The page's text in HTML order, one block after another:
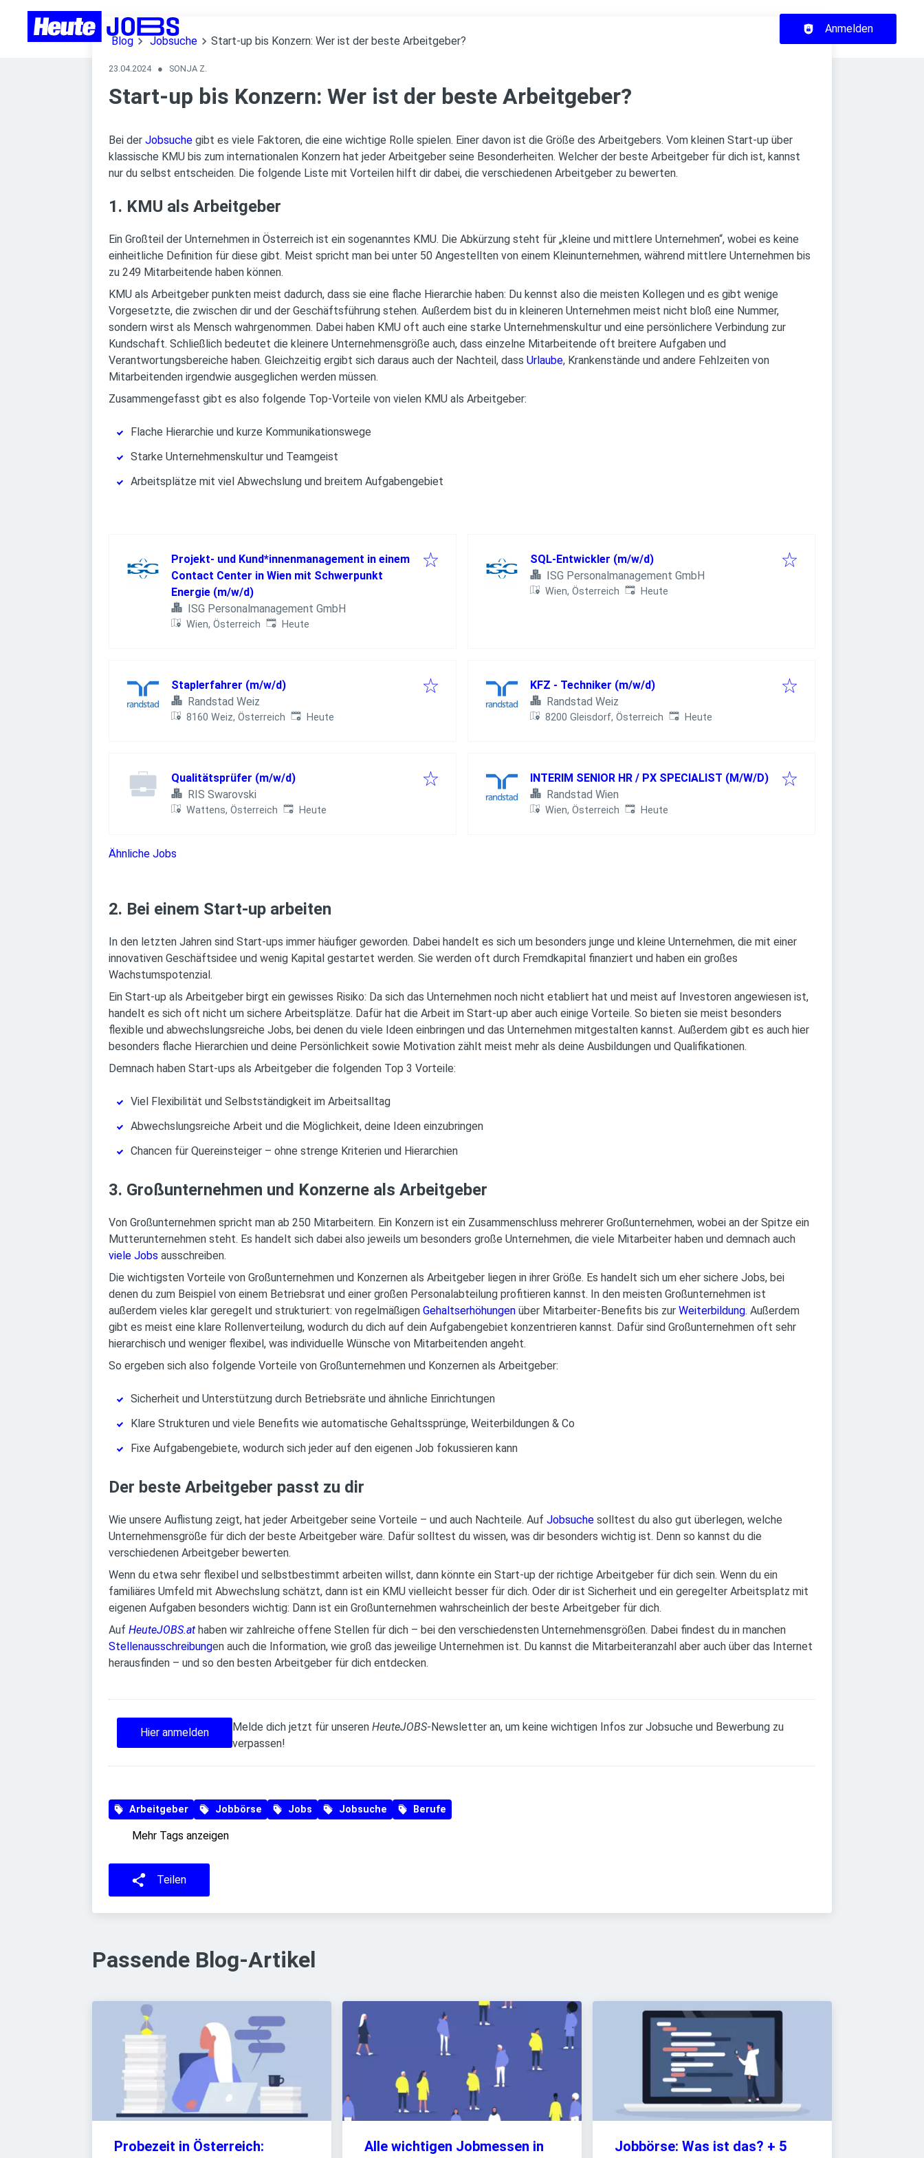
Haupt-Navigation
Anmelden
Blog
Jobsuche Start-up bis Konzern: Wer ist der beste Arbeitgeber?
23.04.2024 ● SONJA Z.
Start-up bis Konzern: Wer ist der beste Arbeitgeber?
Bei der Jobsuche gibt es viele Faktoren, die eine wichtige Rolle spielen. Einer davon ist die Größe des Arbeitgebers. Vom kleinen Start-up über
klassische KMU bis zum internationalen Konzern hat jeder Arbeitgeber seine Besonderheiten. Welcher der beste Arbeitgeber für dich ist, kannst
nur du selbst entscheiden. Die folgende Liste mit Vorteilen hilft dir dabei, die verschiedenen Arbeitgeber zu bewerten.
1. KMU als Arbeitgeber
Ein Großteil der Unternehmen in Österreich ist ein sogenanntes KMU. Die Abkürzung steht für „kleine und mittlere Unternehmen“, wobei es keine
einheitliche Definition für diese gibt. Meist spricht man bei unter 50 Angestellten von einem Kleinunternehmen, während mittlere Unternehmen bis
zu 249 Mitarbeitende haben können.
KMU als Arbeitgeber punkten meist dadurch, dass sie eine flache Hierarchie haben: Du kennst also die meisten Kollegen und es gibt wenige
Vorgesetzte, die zwischen dir und der Geschäftsführung stehen. Außerdem bist du in kleineren Unternehmen meist nicht bloß eine Nummer,
sondern wirst als Mensch wahrgenommen. Dabei haben KMU oft auch eine starke Unternehmenskultur und eine persönlichere Verbindung zur
Kundschaft. Schließlich bedeutet die kleinere Unternehmensgröße auch, dass einzelne Mitarbeitende oft breitere Aufgaben und
Verantwortungsbereiche haben. Gleichzeitig ergibt sich daraus auch der Nachteil, dass Urlaube, Krankenstände und andere Fehlzeiten von
Mitarbeitenden irgendwie ausgeglichen werden müssen.
Zusammengefasst gibt es also folgende Top-Vorteile von vielen KMU als Arbeitgeber:
Flache Hierarchie und kurze Kommunikationswege
Starke Unternehmenskultur und Teamgeist
Arbeitsplätze mit viel Abwechslung und breitem Aufgabengebiet
Projekt- und Kund*innenmanagement in einem
Contact Center in Wien mit Schwerpunkt
Energie (m/w/d)
ISG Personalmanagement GmbH
Wien, Österreich Veröffentlicht
Heute
SQL-Entwickler (m/w/d)
ISG Personalmanagement GmbH
Wien, Österreich Veröffentlicht
Heute
Staplerfahrer (m/w/d)
Randstad Weiz
8160 Weiz, Österreich Veröffentlicht
Heute
KFZ - Techniker (m/w/d)
Randstad Weiz
8200 Gleisdorf, Österreich Veröffentlicht
Heute
Qualitätsprüfer (m/w/d)
RIS Swarovski
Wattens, Österreich Veröffentlicht
Heute
INTERIM SENIOR HR / PX SPECIALIST (M/W/D)
Randstad Wien
Wien, Österreich Veröffentlicht
Heute
Ähnliche Jobs
2. Bei einem Start-up arbeiten
In den letzten Jahren sind Start-ups immer häufiger geworden. Dabei handelt es sich um besonders junge und kleine Unternehmen, die mit einer
innovativen Geschäftsidee und wenig Kapital gestartet werden. Sie werden oft durch Fremdkapital finanziert und haben ein großes
Wachstumspotenzial.
Ein Start-up als Arbeitgeber birgt ein gewisses Risiko: Da sich das Unternehmen noch nicht etabliert hat und meist auf Investoren angewiesen ist,
handelt es sich oft nicht um sichere Arbeitsplätze. Dafür hat die Arbeit im Start-up aber auch einige Vorteile. So bieten sie meist besonders
flexible und abwechslungsreiche Jobs, bei denen du viele Ideen einbringen und das Unternehmen mitgestalten kannst. Außerdem gibt es auch hier
besonders flache Hierarchien und deine Persönlichkeit sowie Motivation zählt meist mehr als deine Ausbildungen und Qualifikationen.
Demnach haben Start-ups als Arbeitgeber die folgenden Top 3 Vorteile:
Viel Flexibilität und Selbstständigkeit im Arbeitsalltag
Abwechslungsreiche Arbeit und die Möglichkeit, deine Ideen einzubringen
Chancen für Quereinsteiger – ohne strenge Kriterien und Hierarchien
3. Großunternehmen und Konzerne als Arbeitgeber
Von Großunternehmen spricht man ab 250 Mitarbeitern. Ein Konzern ist ein Zusammenschluss mehrerer Großunternehmen, wobei an der Spitze ein
Mutterunternehmen steht. Es handelt sich dabei also jeweils um besonders große Unternehmen, die viele Mitarbeiter haben und demnach auch
viele Jobs ausschreiben.
Die wichtigsten Vorteile von Großunternehmen und Konzernen als Arbeitgeber liegen in ihrer Größe. Es handelt sich um eher sichere Jobs, bei
denen du zum Beispiel von einem Betriebsrat und einer großen Personalabteilung profitieren kannst. In den meisten Großunternehmen ist
außerdem vieles klar geregelt und strukturiert: von regelmäßigen Gehaltserhöhungen über Mitarbeiter-Benefits bis zur Weiterbildung. Außerdem
gibt es meist eine klare Rollenverteilung, wodurch du dich auf dein Aufgabengebiet konzentrieren kannst. Dafür sind Großunternehmen oft sehr
hierarchisch und weniger flexibel, was individuelle Wünsche von Mitarbeitenden angeht.
So ergeben sich also folgende Vorteile von Großunternehmen und Konzernen als Arbeitgeber:
Sicherheit und Unterstützung durch Betriebsräte und ähnliche Einrichtungen
Klare Strukturen und viele Benefits wie automatische Gehaltssprünge, Weiterbildungen & Co
Fixe Aufgabengebiete, wodurch sich jeder auf den eigenen Job fokussieren kann
Der beste Arbeitgeber passt zu dir
Wie unsere Auflistung zeigt, hat jeder Arbeitgeber seine Vorteile – und auch Nachteile. Auf Jobsuche solltest du also gut überlegen, welche
Unternehmensgröße für dich der beste Arbeitgeber wäre. Dafür solltest du wissen, was dir besonders wichtig ist. Denn so kannst du die
verschiedenen Arbeitgeber bewerten.
Wenn du etwa sehr flexibel und selbstbestimmt arbeiten willst, dann könnte ein Start-up der richtige Arbeitgeber für dich sein. Wenn du ein
familiäres Umfeld mit Abwechslung schätzt, dann ist ein KMU vielleicht besser für dich. Oder dir ist Sicherheit und ein geregelter Arbeitsplatz mit
eigenen Aufgaben besonders wichtig: Dann ist ein Großunternehmen wahrscheinlich der beste Arbeitgeber für dich.
Auf HeuteJOBS.at haben wir zahlreiche offene Stellen für dich – bei den verschiedensten Unternehmensgrößen. Dabei findest du in manchen
Stellenausschreibungen auch die Information, wie groß das jeweilige Unternehmen ist. Du kannst die Mitarbeiteranzahl aber auch über das Internet
herausfinden – und so den besten Arbeitgeber für dich entdecken.
Melde dich jetzt für unseren HeuteJOBS-Newsletter an, um keine wichtigen Infos zur Jobsuche und Bewerbung zu
verpassen!
Hier anmelden
Arbeitgeber Jobbörse Jobs Jobsuche Berufe
Mehr Tags anzeigen
Teilen
Passende Blog-Artikel
Probezeit in Österreich:
Alle wichtigen Jobmessen in
Jobbörse: Was ist das? + 5